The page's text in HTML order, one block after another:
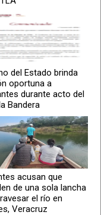
del Estado brinda
oportuna a
durante acto del
Bandera
acusan que
de una sola lancha
el río en
Veracruz